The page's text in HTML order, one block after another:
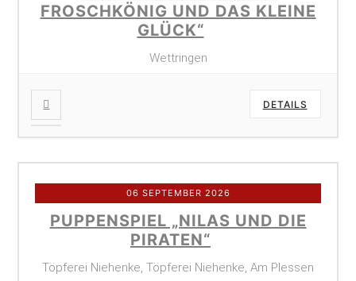
FROSCHKÖNIG UND DAS KLEINE
GLÜCK“
Wettringen
DETAILS
06 SEPTEMBER 2026
PUPPENSPIEL „NILAS UND DIE
PIRATEN“
Töpferei Niehenke, Töpferei Niehenke, Am Plessen